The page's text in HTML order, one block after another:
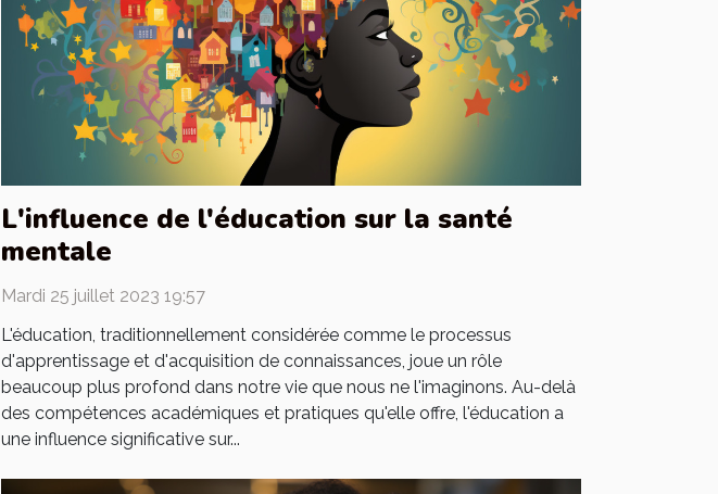
L'influence de l'éducation sur la santé
mentale
Mardi 25 juillet 2023 19:57
L'éducation, traditionnellement considérée comme le processus
d'apprentissage et d'acquisition de connaissances, joue un rôle
beaucoup plus profond dans notre vie que nous ne l'imaginons. Au-delà
des compétences académiques et pratiques qu'elle offre, l'éducation a
une influence significative sur...